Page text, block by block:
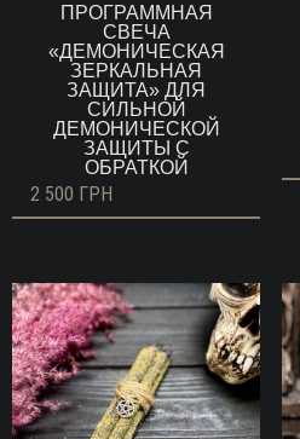
ПРОГРАММНАЯ
СВЕЧА
«ДЕМОНИЧЕСКАЯ
ЗЕРКАЛЬНАЯ
ЗАЩИТА» ДЛЯ
СИЛЬНОЙ
ДЕМОНИЧЕСКОЙ
ЗАЩИТЫ С
ОБРАТКОЙ
2 500 ГРН